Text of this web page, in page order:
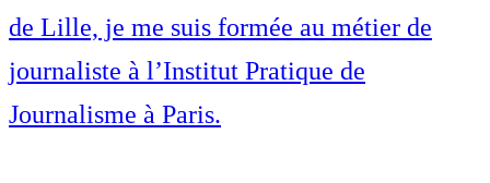
de Lille, je me suis formée au métier de
journaliste à l’Institut Pratique de
Journalisme à Paris.